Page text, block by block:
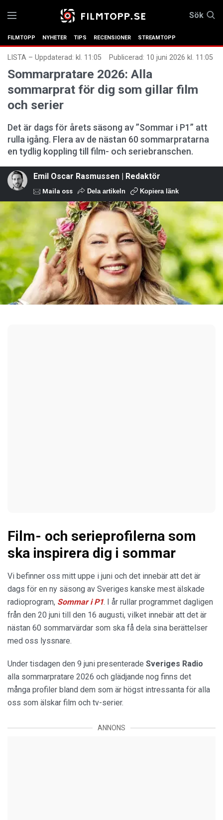
Sök
FILMTOPP NYHETER TIPS RECENSIONER STREAMTOPP
LISTA – Uppdaterad: kl. 11:05 Publicerad: 10 juni 2026 kl. 11:05
Sommarpratare 2026: Alla
sommarprat för dig som gillar film
och serier
Det är dags för årets säsong av ”Sommar i P1” att
rulla igång. Flera av de nästan 60 sommarpratarna
en tydlig koppling till film- och seriebranschen.
Emil Oscar Rasmussen | Redaktör
Maila oss Dela artikeln Kopiera länk
Film- och serieprofilerna som
ska inspirera dig i sommar
Vi befinner oss mitt uppe i juni och det innebär att det är
dags för en ny säsong av Sveriges kanske mest älskade
radioprogram, Sommar i P1. I år rullar programmet dagligen
från den 20 juni till den 16 augusti, vilket innebär att det är
nästan 60 sommarvärdar som ska få dela sina berättelser
med oss lyssnare.
Under tisdagen den 9 juni presenterade Sveriges Radio
alla sommarpratare 2026 och glädjande nog finns det
många profiler bland dem som är högst intressanta för alla
oss som älskar film och tv-serier.
ANNONS